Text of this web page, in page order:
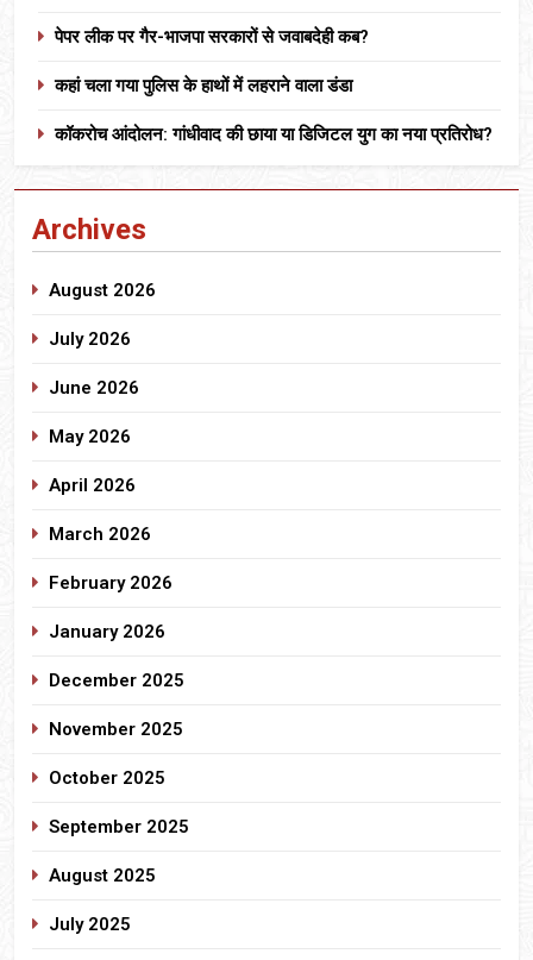
पेपर लीक पर गैर-भाजपा सरकारों से जवाबदेही कब?
कहां चला गया पुलिस के हाथों में लहराने वाला डंडा
कॉकरोच आंदोलन: गांधीवाद की छाया या डिजिटल युग का नया प्रतिरोध?
Archives
August 2026
July 2026
June 2026
May 2026
April 2026
March 2026
February 2026
January 2026
December 2025
November 2025
October 2025
September 2025
August 2025
July 2025